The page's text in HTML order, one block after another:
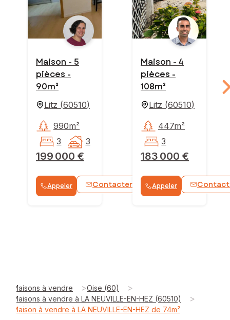
Maison - 5
pièces -
90m²
Litz (60510)
199 000 €
990m²
3
3
Appeler Contacter WhatsApp
Maison - 4
pièces -
108m²
Litz (60510)
183 000 €
447m²
3
Appeler
Maisons à vendre >Oise (60) >
Maisons à vendre à LA NEUVILLE-EN-HEZ (60510) >
Maison à vendre à LA NEUVILLE-EN-HEZ de 74m²